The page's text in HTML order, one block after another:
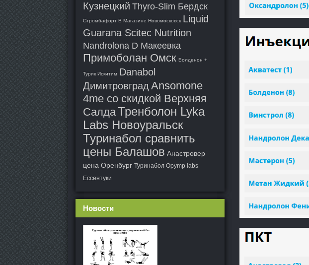
Кузнецкий Thyro-Slim Бердск
Стромбафорт В Магазине Новомосковск Liquid
Guarana Scitec Nutrition
Nandrolona D Макеевка
Примоболан Омск Болденон +
Турик Искитим Danabol
Димитровград Ansomone
4me со скидкой Верхняя
СалдаТренболон Lyka
Labs Новоуральск
Туринабол сравнить
цены Балашов Анастровер
цена Оренбург Туринабол Opymp labs
Ессентуки
Новости